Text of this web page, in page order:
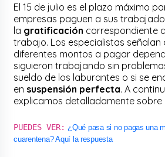
El 15 de julio es el plazo máximo
empresas paguen a sus
la gratificación correspondiente
trabajo. Los especialistas señalan
diferentes montos a pagar
siguieron trabajando sin
sueldo de los laburantes o si se
en suspensión perfecta. A
explicamos detalladamente sobre
PUEDES VER: ¿Qué pasa si no pagas una
cuarentena? Aquí la respuesta